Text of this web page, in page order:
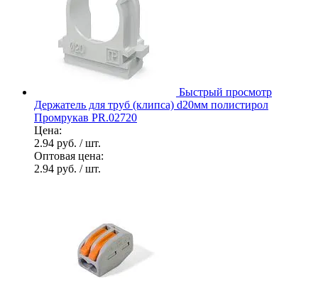
Быстрый просмотр
Держатель для труб (клипса) d20мм полистирол
Промрукав PR.02720
Цена:
2.94 руб. / шт.
Оптовая цена:
2.94 руб. / шт.